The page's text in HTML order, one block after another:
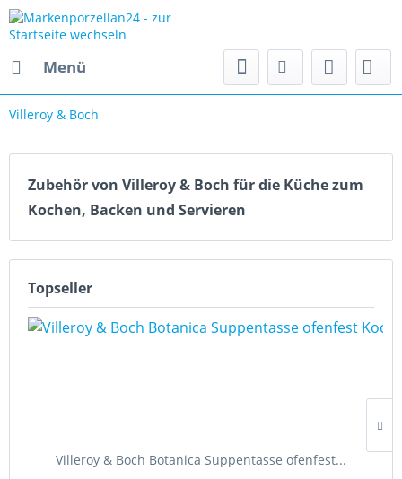
Menü
Villeroy & Boch
Zubehör von Villeroy & Boch für die Küche zum
Kochen, Backen und Servieren
Topseller
Villeroy & Boch Botanica Suppentasse ofenfest...